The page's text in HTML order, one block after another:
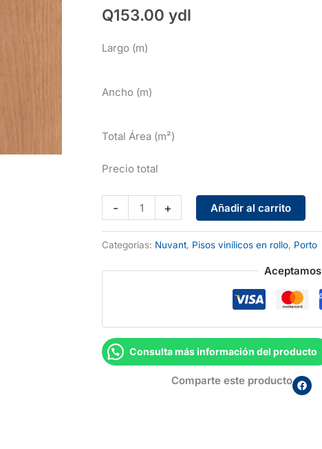
Q153.00 ydl
Largo (m)
Ancho (m)
Total Área (m²)
Precio total
-
Coñac
cantidad
+ Añadir al carrito
Categorías: Nuvant, Pisos vinílicos en rollo, Porto
Aceptamos
Consulta más información del producto
Comparte este producto